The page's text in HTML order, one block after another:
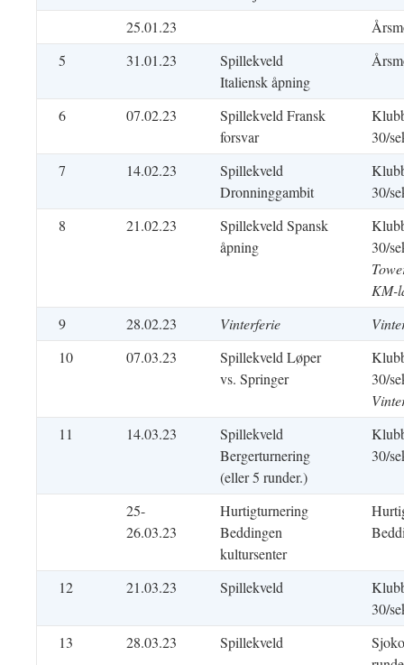
25.01.23
5
31.01.23
Spillekveld
Italiensk åpning
6 07.02.23
Spillekveld Fransk
forsvar
30/
7
14.02.23
Spillekveld
Dronninggambit
30/
8
21.02.23
Spillekveld Spansk
åpning
30/
KM-
9
28.02.23 Vinterferie
10
07.03.23
Spillekveld Løper
vs. Springer
30/
11
14.03.23
Spillekveld
Bergerturnering
(eller 5 runder.)
30/
25-
26.03.23
Hurtigturnering
Beddingen
kultursenter
12 21.03.23 Spillekveld
30/
13
28.03.23 Spillekveld